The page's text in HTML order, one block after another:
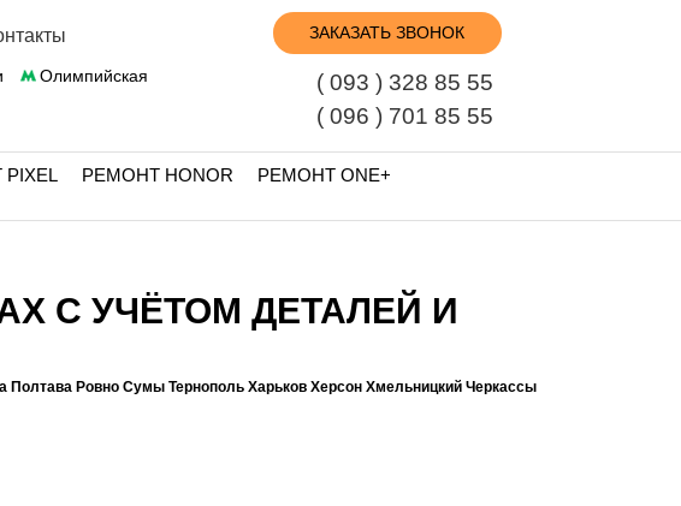
Олимпийская
ЗАКАЗАТЬ ЗВОНОК
( 093 ) 328 85 55
( 096 ) 701 85 55
РЕМОНТ HONOR
РЕМОНТ ONE+
С УЧЁТОМ ДЕТАЛЕЙ И
Полтава Ровно Сумы Тернополь Харьков Херсон Хмельницкий Черкассы